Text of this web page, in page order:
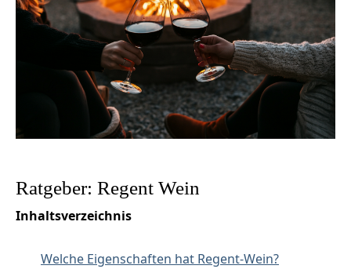
Ratgeber: Regent Wein
Inhaltsverzeichnis
Welche Eigenschaften hat Regent-Wein?